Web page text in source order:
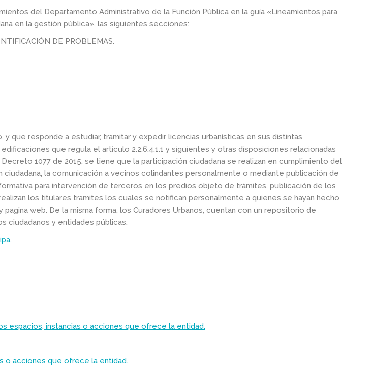
del Departamento Administrativo de la Función Pública en la guía «Lineamientos para
en la gestión pública», las siguientes secciones:
DE PROBLEMAS.
que responde a estudiar, tramitar y expedir licencias urbanísticas en sus distintas
que regula el artículo 2.2.6.4.1.1 y siguientes y otras disposiciones relacionadas
1077 de 2015, se tiene que la participación ciudadana se realizan en cumplimiento del
la comunicación a vecinos colindantes personalmente o mediante publicación de
para intervención de terceros en los predios objeto de trámites, publicación de los
los titulares tramites los cuales se notifican personalmente a quienes se hayan hecho
web. De la misma forma, los Curadores Urbanos, cuentan con un repositorio de
ciudadanos y entidades públicas.
espacios, instancias o acciones que ofrece la entidad.
o acciones que ofrece la entidad.